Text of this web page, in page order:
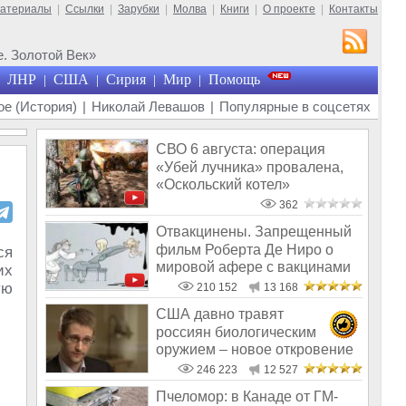
Ссылки Зарубки Молва Книги О проекте Контакты
Золотой Век»
ЛНР | США | Сирия | Мир | Помощь
(История) | Николай Левашов | Популярные в соцсетях
СВО 6 августа: операция
«Убей лучника» провалена,
«Оскольский котел»
362
Отвакцинены. Запрещенный
фильм Роберта Де Ниро о
мировой афере с вакцинами
210 152 13 168
США давно травят
россиян биологическим
оружием – новое откровение
Эдварда Сноудена
246 223 12 527
Пчеломор: в Канаде от ГМ-